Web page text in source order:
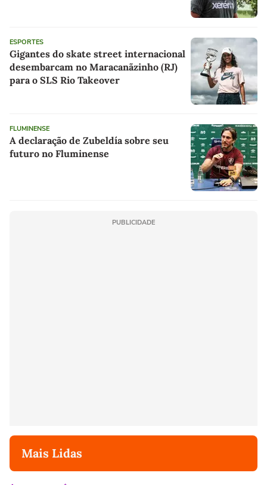
ESPORTES
Gigantes do skate street internacional
desembarcam no Maracanãzinho (RJ)
para o SLS Rio Takeover
FLUMINENSE
A declaração de Zubeldía sobre seu
futuro no Fluminense
PUBLICIDADE
Mais Lidas